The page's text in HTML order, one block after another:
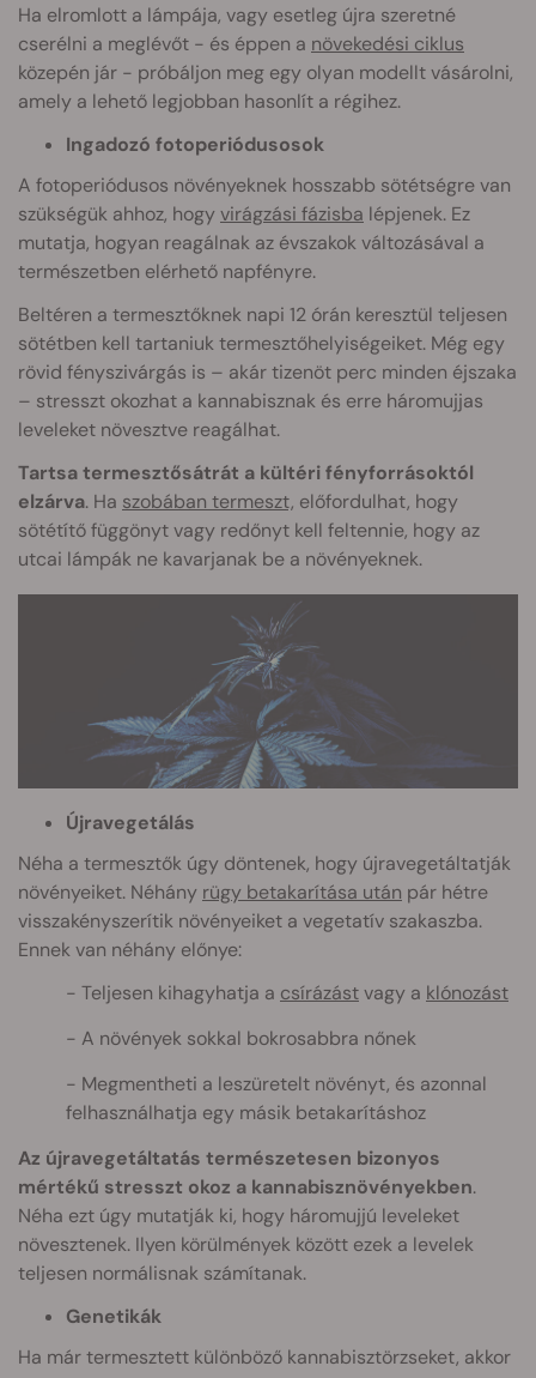
Ha elromlott a lámpája, vagy esetleg újra szeretné
cserélni a meglévőt - és éppen a növekedési ciklus
közepén jár - próbáljon meg egy olyan modellt vásárolni,
amely a lehető legjobban hasonlít a régihez.
Ingadozó fotoperiódusosok
A fotoperiódusos növényeknek hosszabb sötétségre van
szükségük ahhoz, hogyvirágzási fázisba lépjenek. Ez
mutatja, hogyan reagálnak az évszakok változásával a
természetben elérhető napfényre.
Beltéren a termesztőknek napi 12 órán keresztül teljesen
sötétben kell tartaniuk termesztőhelyiségeiket. Még egy
rövid fényszivárgás is – akár tizenöt perc minden éjszaka
– stresszt okozhat a kannabisznak és erre háromujjas
leveleket növesztve reagálhat.
Tartsa termesztősátrát a kültéri fényforrásoktól
elzárva. Ha szobában termeszt, előfordulhat, hogy
sötétítő függönyt vagy redőnyt kell feltennie, hogy az
utcai lámpák ne kavarjanak be a növényeknek.
Újravegetálás
Néha a termesztők úgy döntenek, hogy újravegetáltatják
növényeiket. Néhány rügy betakarítása után pár hétre
visszakényszerítik növényeiket a vegetatív szakaszba.
Ennek van néhány előnye:
Teljesen kihagyhatja a csírázástvagy a klónozást
A növények sokkal bokrosabbra nőnek
Megmentheti a leszüretelt növényt, és azonnal
felhasználhatja egy másik betakarításhoz
Az újravegetáltatás természetesen bizonyos
mértékű stresszt okoz a kannabisznövényekben.
Néha ezt úgy mutatják ki, hogy háromujjú leveleket
növesztenek. Ilyen körülmények között ezek a levelek
teljesen normálisnak számítanak.
Genetikák
Ha már termesztett különböző kannabisztörzseket, akkor